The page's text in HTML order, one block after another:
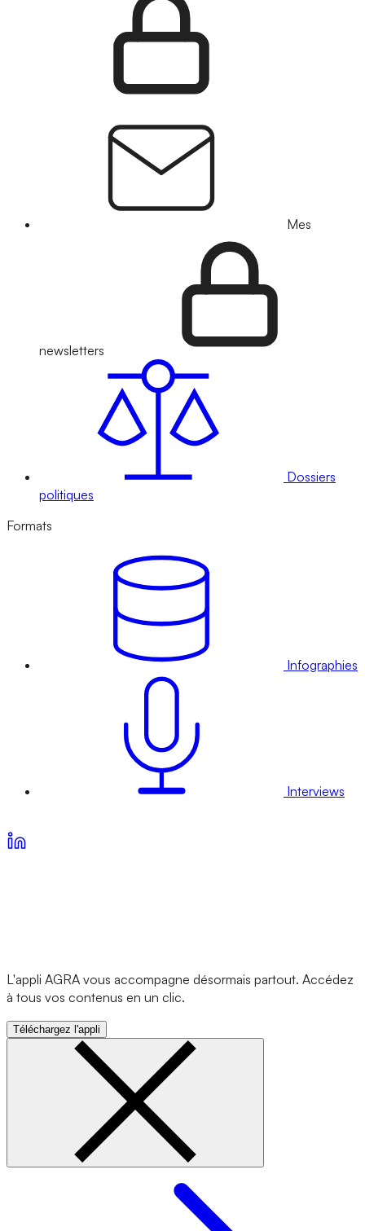
Mes
newsletters
Dossiers
politiques
Formats
Infographies
Interviews
L'appli AGRA vous accompagne désormais partout. Accédez
à tous vos contenus en un clic.
Téléchargez l'appli